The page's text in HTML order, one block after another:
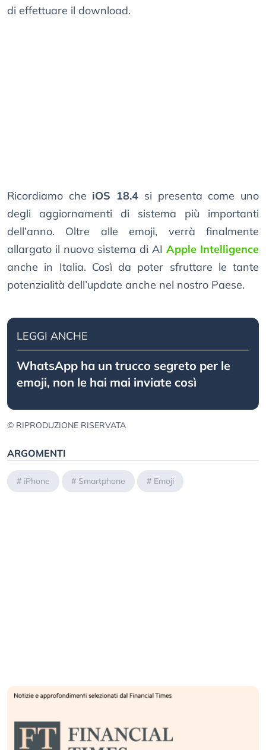
di effettuare il download.
Ricordiamo che iOS 18.4 si presenta come uno
degli aggiornamenti di sistema più importanti
dell’anno. Oltre alle emoji, verrà finalmente
allargato il nuovo sistema di AI Apple Intelligence
anche in Italia. Così da poter sfruttare le tante
potenzialità dell’update anche nel nostro Paese.
LEGGI ANCHE
WhatsApp ha un trucco segreto per le
emoji, non le hai mai inviate così
© RIPRODUZIONE RISERVATA
ARGOMENTI
# iPhone # Smartphone # Emoji